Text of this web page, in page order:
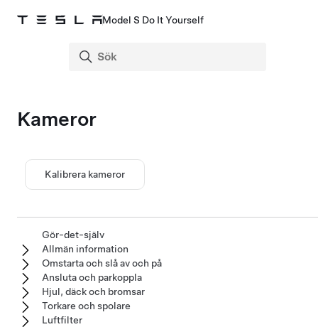
Model S Do It Yourself
Kameror
Kalibrera kameror
Gör-det-själv
Allmän information
Omstarta och slå av och på
Ansluta och parkoppla
Hjul, däck och bromsar
Torkare och spolare
Luftfilter